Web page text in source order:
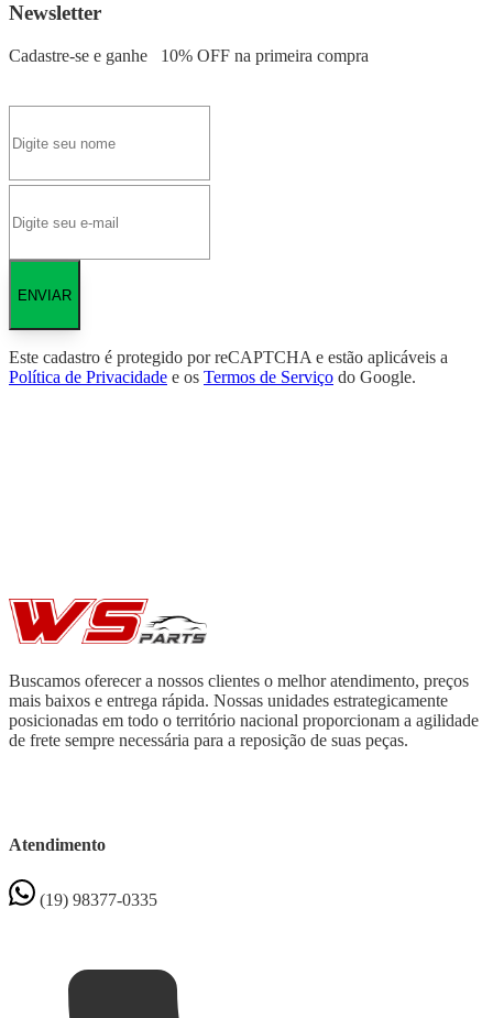
Newsletter
Cadastre-se e ganhe 10% OFF na primeira compra
ENVIAR
Este cadastro é protegido por reCAPTCHA e estão aplicáveis a
Política de Privacidade e os Termos de Serviço do Google.
Buscamos oferecer a nossos clientes o melhor atendimento, preços
mais baixos e entrega rápida. Nossas unidades estrategicamente
posicionadas em todo o território nacional proporcionam a agilidade
de frete sempre necessária para a reposição de suas peças.
Atendimento
(19) 98377-0335